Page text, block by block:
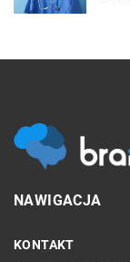
NAWIGACJA
KONTAKT